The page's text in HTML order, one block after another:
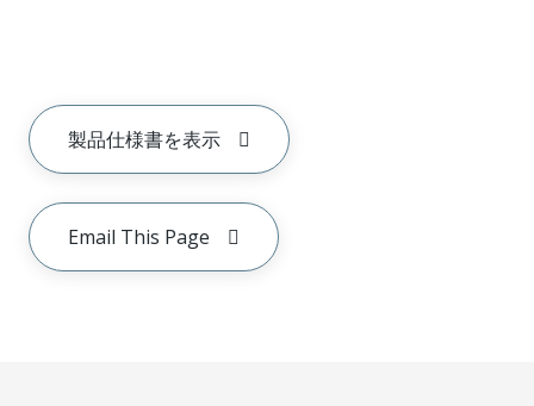
製品仕様書を表示
Email This Page